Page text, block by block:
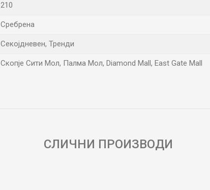
210
Сребрена
Секојдневен, Тренди
Скопје Сити Мол, Палма Мол, Diamond Mall, East Gate Mall
СЛИЧНИ ПРОИЗВОДИ